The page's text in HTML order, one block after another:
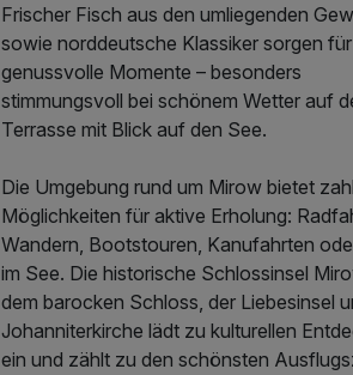
Frischer Fisch aus den umliegenden
sowie norddeutsche Klassiker sorgen für
genussvolle Momente – besonders
stimmungsvoll bei schönem Wetter auf
Terrasse mit Blick auf den See.
Die Umgebung rund um Mirow bietet
Möglichkeiten für aktive Erholung:
Wandern, Bootstouren, Kanufahrten
im See. Die historische Schlossinsel
dem barocken Schloss, der Liebesinsel
Johanniterkirche lädt zu kulturellen
ein und zählt zu den schönsten